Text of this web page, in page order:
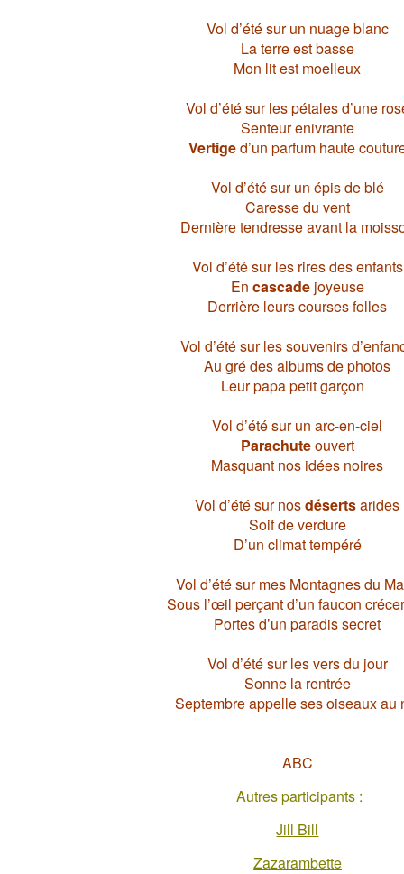
Vol d’été sur un nuage blanc
La terre est basse
Mon lit est moelleux
Vol d’été sur les pétales d’une
Senteur enivrante
Vertiged’un parfum haute
Vol d’été sur un épis de blé
Caresse du vent
Dernière tendresse avant la
Vol d’été sur les rires des enfants
En cascade joyeuse
Derrière leurs courses folles
Vol d’été sur les souvenirs
Au gré des albums de photos
Leur papa petit garçon
Vol d’été sur un arc-en-ciel
Parachuteouvert
Masquant nos idées noires
Vol d’été sur nosdésertsarides
Soif de verdure
D’un climat tempéré
Vol d’été sur mes Montagnes du
Sous l’œil perçant d’un faucon
Portes d’un paradis secret
Vol d’été sur les vers du jour
Sonne la rentrée
Septembre appelle ses oiseaux au
ABC
Autres participants :
Jill Bill
Zazarambette